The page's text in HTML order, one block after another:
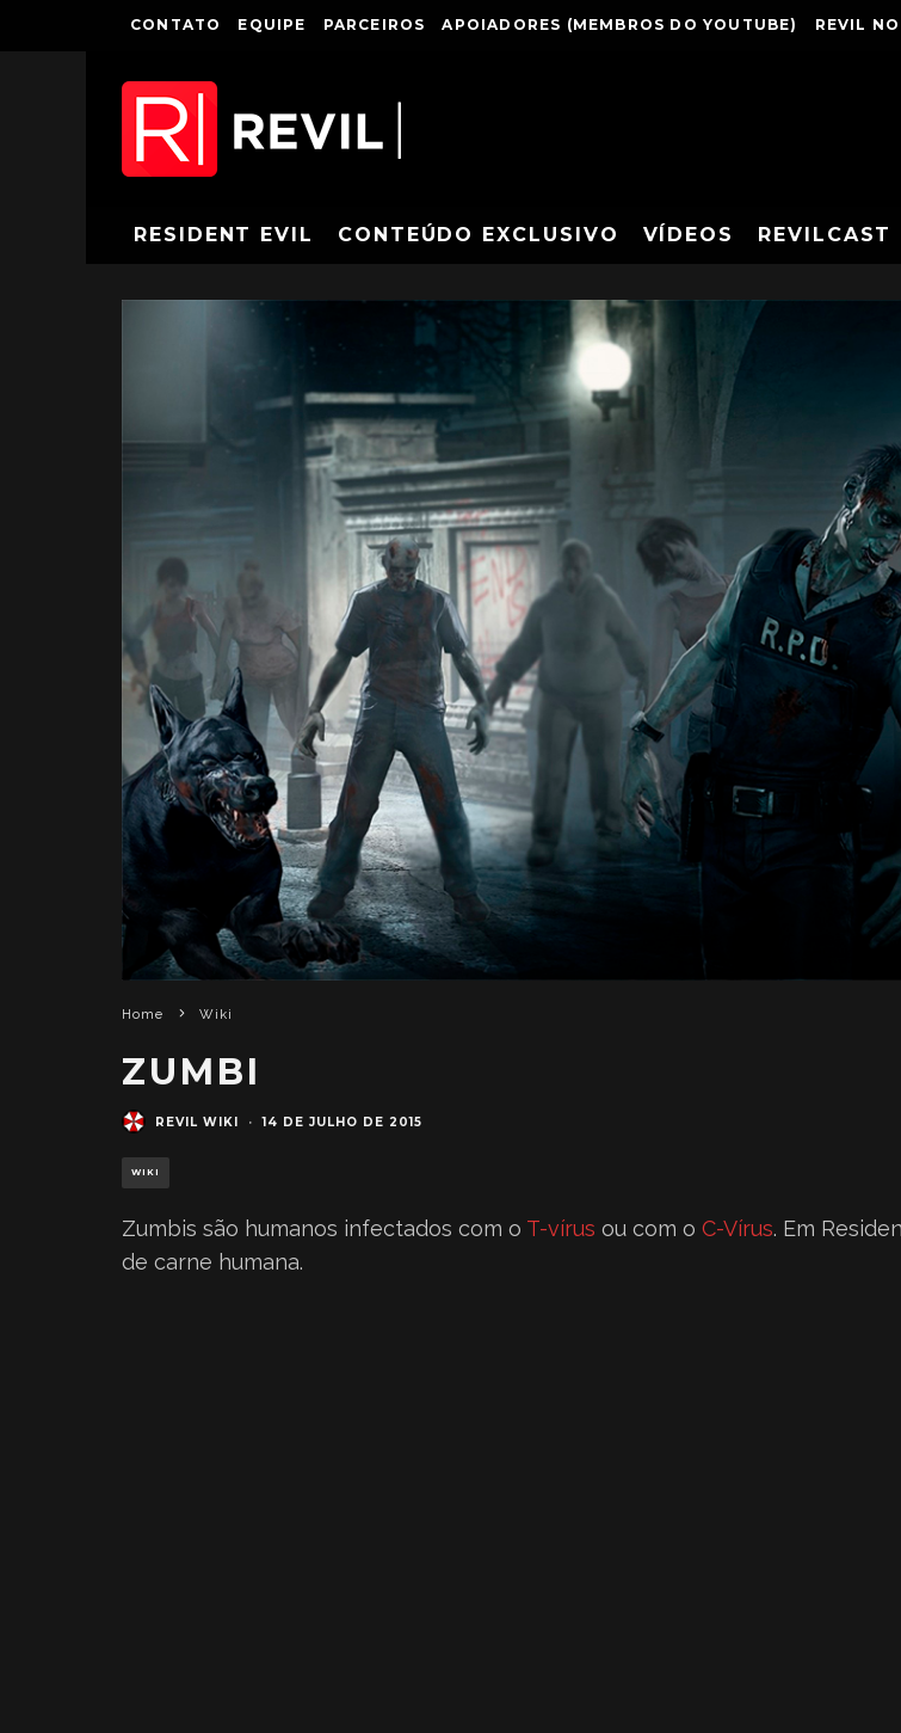
CONTATO EQUIPE PARCEIROS APOIADORES (MEMBROS DO YOUTUBE) REVIL
RESIDENT EVIL CONTEÚDO EXCLUSIVO VÍDEOS REVILCAST
Home Wiki
ZUMBI
REVIL WIKI · 14 DE JULHO DE 2015
WIKI
Zumbis são humanos infectados com o T-vírus ou com o C-Vírus. Em
de carne humana.